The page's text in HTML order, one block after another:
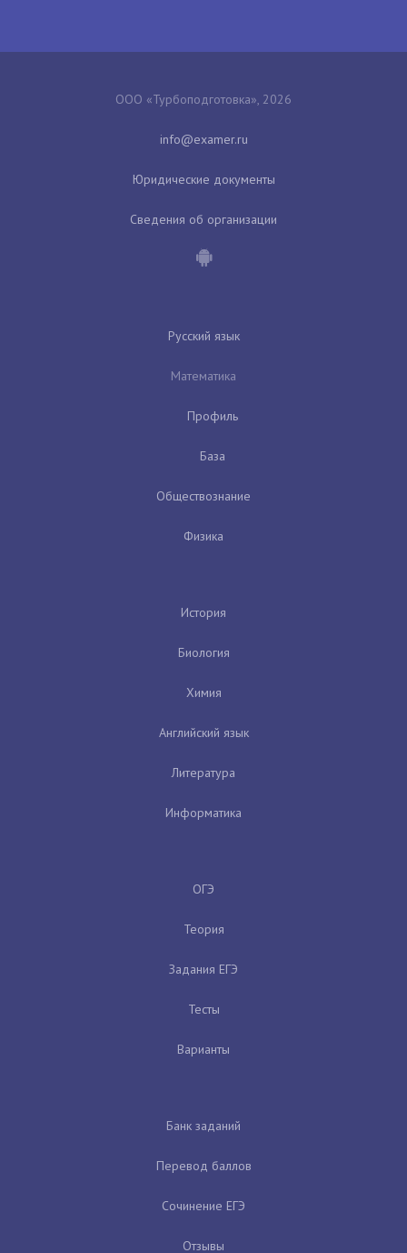
ООО «Турбоподготовка», 2026
Юридические документы
Сведения об организации
Русский язык
Математика
Профиль
База
Обществознание
Физика
История
Биология
Химия
Английский язык
Литература
Информатика
ОГЭ
Теория
Задания ЕГЭ
Тесты
Варианты
Банк заданий
Перевод баллов
Сочинение ЕГЭ
Отзывы